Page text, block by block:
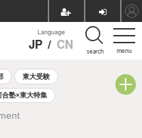
menu
Language
JP / CN search
東大受験
合塾×東大特集
験